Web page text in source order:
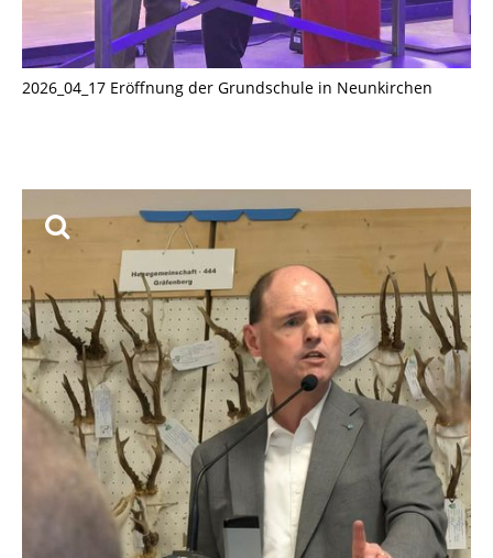
2026_04_17 Eröffnung der Grundschule in Neunkirchen